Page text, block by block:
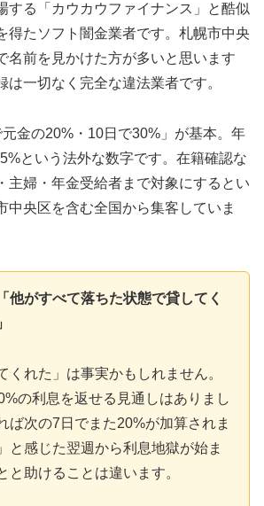
する「カウカウファイナンス」と酷似
得たソフト闇金業者です。札幌市中央
名前を見かけた方が多いと思います
は一切なく完全な違法業者です。
金の20%・10日で30%」が基本。年
という法外な数字です。在籍確認な
主婦・年金受給者まで対象にするとい
中央区を含む全国から集客していま
他がすべて落ちた状態で貸してく
くれた」は事実かもしれません。
の利息を返せる見通しはありまし
ば次の7日でまた20%が加算されま
と感じた翌週から利息地獄が始ま
と助けることは違います。